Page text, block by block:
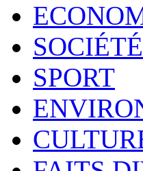
SOCIÉTÉ
SPORT